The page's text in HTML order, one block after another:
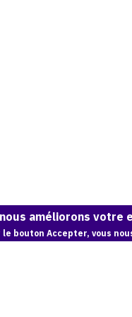
améliorons votre
bouton Accepter, vous